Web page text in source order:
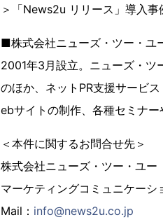
＞「News2u リリース」導入
■株式会社ニューズ・ツー・ユ
2001年3月設立。ニューズ・ツ
のほか、ネットPR支援サービ
ebサイトの制作、各種セミナ
＜本件に関するお問合せ先＞
株式会社ニューズ・ツー・ユー
マーケティングコミュニケーシ
Mail： info@news2u.co.jp